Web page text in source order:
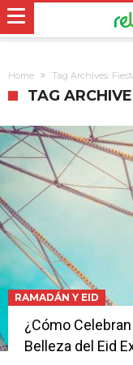
Home Tag Archives:
TAG
RAMADÁN Y EID
¿Cómo
Belleza del Eid